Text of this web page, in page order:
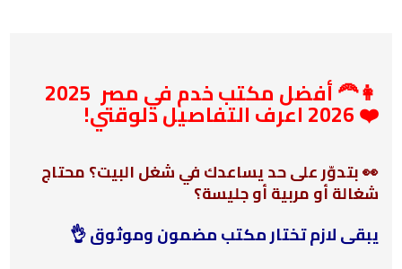
👩‍🦰 أفضل مكتب خدم في مصر 2025
❤️ 2026 اعرف التفاصيل دلوقتي!
👀 بتدوّر على حد يساعدك في شغل البيت؟ محتاج
شغالة أو مربية أو جليسة؟
يبقى لازم تختار مكتب مضمون وموثوق 👌